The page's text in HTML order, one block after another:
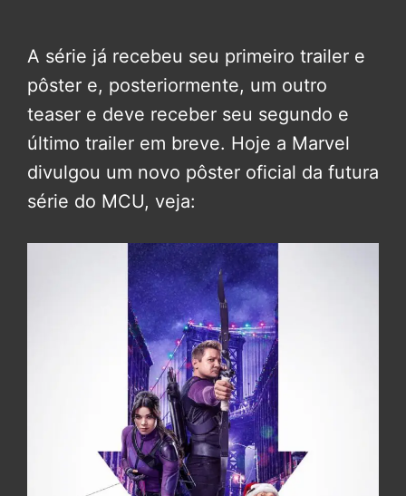
A série já recebeu seu primeiro trailer e
pôster e, posteriormente, um outro
teaser e deve receber seu segundo e
último trailer em breve. Hoje a Marvel
divulgou um novo pôster oficial da futura
série do MCU, veja: